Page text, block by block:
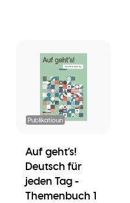
Publikatioun
Auf geht’s!
Deutsch für
jeden Tag -
Themenbuch 1